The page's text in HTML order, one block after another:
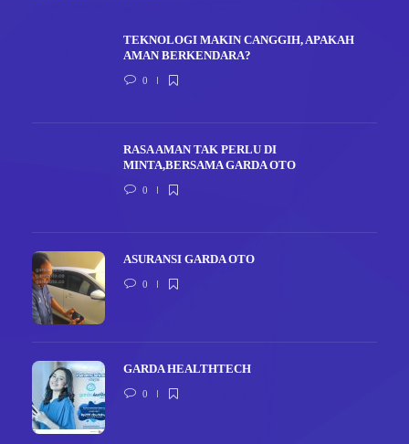
TEKNOLOGI MAKIN CANGGIH, APAKAH
AMAN BERKENDARA?
0
RASA AMAN TAK PERLU DI
MINTA,BERSAMA GARDA OTO
0
ASURANSI GARDA OTO
0
GARDA HEALTHTECH
0